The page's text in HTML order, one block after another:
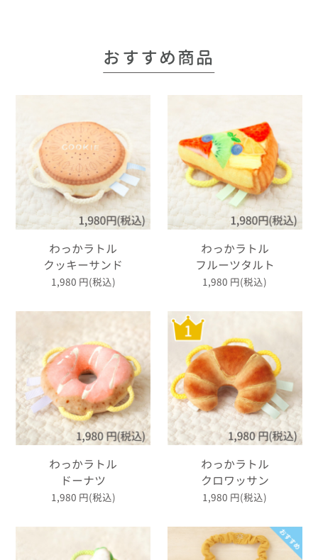
おすすめ商品
わっかラトル
クッキーサンド
1,980 円(税込)
わっかラトル
フルーツタルト
1,980 円(税込)
わっかラトル
ドーナツ
1,980 円(税込)
わっかラトル
クロワッサン
1,980 円(税込)